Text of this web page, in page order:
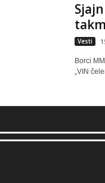
Vesti
Borci
„VIN